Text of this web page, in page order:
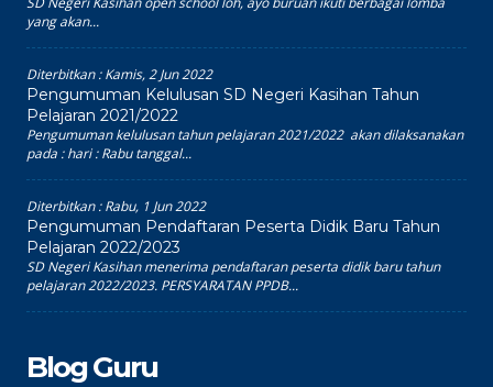
yang akan...
Diterbitkan :Kamis, 2 Jun 2022
Pengumuman Kelulusan SD Negeri Kasihan Tahun
Pelajaran 2021/2022
Pengumuman kelulusan tahun pelajaran 2021/2022 akan dilaksanakan
pada : hari : Rabu tanggal...
Diterbitkan :Rabu, 1 Jun 2022
Pengumuman Pendaftaran Peserta Didik Baru Tahun
Pelajaran 2022/2023
SD Negeri Kasihan menerima pendaftaran peserta didik baru tahun
pelajaran 2022/2023. PERSYARATAN PPDB...
Blog Guru